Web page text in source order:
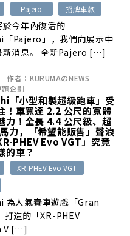
Pajero 招牌車款
於今年內復活的
Pajero」，我們向展示中
新消息。 全新Pajero […]
作者： KURUMAのNEWS
題企劃
「小型和製超級跑車」受
！車寬達 2.2 公尺的寬體
力！全長 4.4 公尺級、超
力，「希望能販售」聲浪
PHEV Evo VGT」究竟
的車？
XR-PHEV Evo VGT
人氣賽車遊戲「Gran
造的「XR-PHEV
V […]